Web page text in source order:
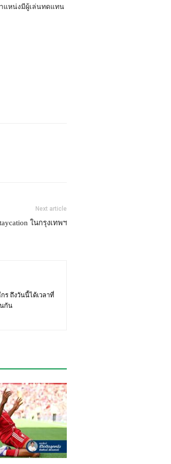
แหน่งมีผู้เล่นทดแทน
Next article
ในกรุงเทพฯ
ร ถึงวันนี้ได้เวลาที่
กัน